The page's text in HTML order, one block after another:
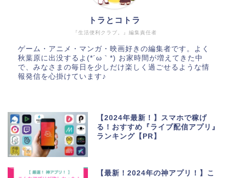
『生活便利クラブ。』編集責任者
トラとコトラ
ゲーム・アニメ・マンガ・映画好きの編集者です。よく
秋葉原に出没するよ(*´ω｀*) お家時間が増えてきた中
で、みなさまの毎日を少しだけ楽しく過ごせるような情
報発信を心掛けています♪
【2024年最新！】スマホで稼げ
る！おすすめ『ライブ配信アプリ』
ランキング【PR】
【最新！2024年の神アプリ！】こ